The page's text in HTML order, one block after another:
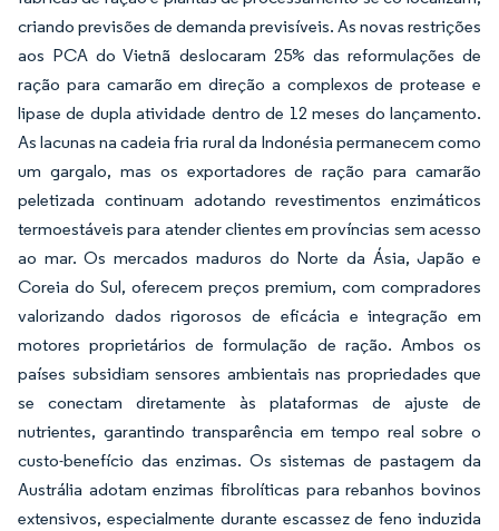
criando previsões de demanda previsíveis. As novas restrições
aos PCA do Vietnã deslocaram 25% das reformulações de
ração para camarão em direção a complexos de protease e
lipase de dupla atividade dentro de 12 meses do lançamento.
As lacunas na cadeia fria rural da Indonésia permanecem como
um gargalo, mas os exportadores de ração para camarão
peletizada continuam adotando revestimentos enzimáticos
termoestáveis para atender clientes em províncias sem acesso
ao mar. Os mercados maduros do Norte da Ásia, Japão e
Coreia do Sul, oferecem preços premium, com compradores
valorizando dados rigorosos de eficácia e integração em
motores proprietários de formulação de ração. Ambos os
países subsidiam sensores ambientais nas propriedades que
se conectam diretamente às plataformas de ajuste de
nutrientes, garantindo transparência em tempo real sobre o
custo-benefício das enzimas. Os sistemas de pastagem da
Austrália adotam enzimas fibrolíticas para rebanhos bovinos
extensivos, especialmente durante escassez de feno induzida